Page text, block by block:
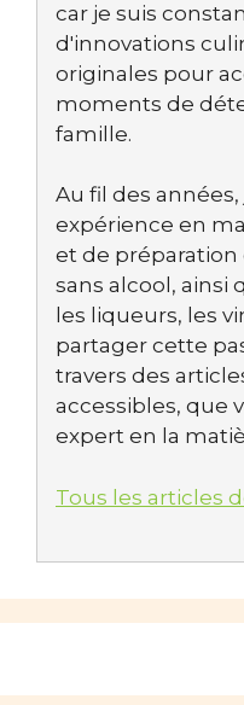
car je suis
d'innovations
originales pour
moments de
famille.
Au fil des
expérience en
et de préparation
sans alcool, ainsi
les liqueurs, les
partager cette
travers des
accessibles, que
expert en la
Tous les articles